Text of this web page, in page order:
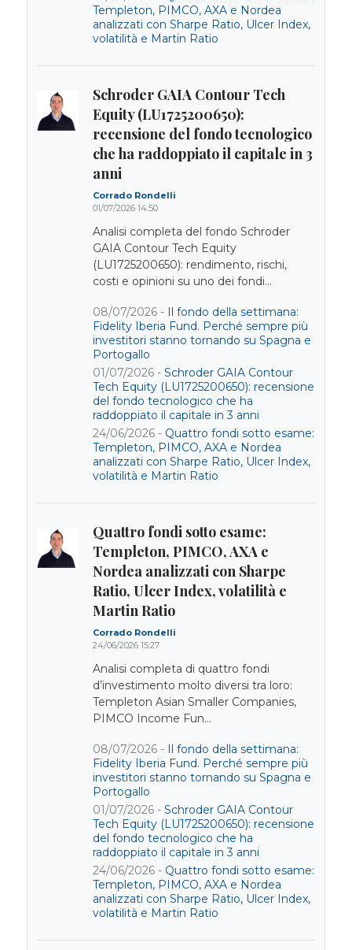
Templeton, PIMCO, AXA e Nordea
analizzati con Sharpe Ratio, Ulcer Index,
volatilità e Martin Ratio
Schroder GAIA Contour Tech
Equity (LU1725200650):
recensione del fondo tecnologico
che ha raddoppiato il capitale in 3
anni
Corrado Rondelli
01/07/2026 14:50
Analisi completa del fondo Schroder
GAIA Contour Tech Equity
(LU1725200650): rendimento, rischi,
costi e opinioni su uno dei fondi...
08/07/2026 -
Il fondo della settimana:
Fidelity Iberia Fund. Perché sempre più
investitori stanno tornando su Spagna e
Portogallo
01/07/2026 - Schroder GAIA Contour
Tech Equity (LU1725200650): recensione
del fondo tecnologico che ha
raddoppiato il capitale in 3 anni
24/06/2026 - Quattro fondi sotto esame:
Templeton, PIMCO, AXA e Nordea
analizzati con Sharpe Ratio, Ulcer Index,
volatilità e Martin Ratio
Quattro fondi sotto esame:
Templeton, PIMCO, AXA e
Nordea analizzati con Sharpe
Ratio, Ulcer Index, volatilità e
Martin Ratio
Corrado Rondelli
24/06/2026 15:27
Analisi completa di quattro fondi
d’investimento molto diversi tra loro:
Templeton Asian Smaller Companies,
PIMCO Income Fun...
08/07/2026 -
Il fondo della settimana:
Fidelity Iberia Fund. Perché sempre più
investitori stanno tornando su Spagna e
Portogallo
01/07/2026 - Schroder GAIA Contour
Tech Equity (LU1725200650): recensione
del fondo tecnologico che ha
raddoppiato il capitale in 3 anni
24/06/2026 - Quattro fondi sotto esame:
Templeton, PIMCO, AXA e Nordea
analizzati con Sharpe Ratio, Ulcer Index,
volatilità e Martin Ratio